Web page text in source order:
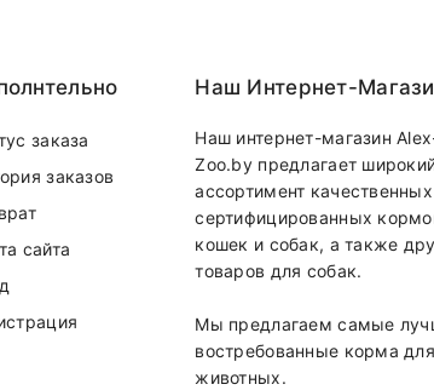
650 г
заказа
заказов
сайта
Наш Интернет-
Наш интернет-магазин
Zoo.by предлагает
ассортимент
сертифицированных
кошек и собак, а также
товаров для собак.
Мы предлагаем самые
востребованные корма для
животных.